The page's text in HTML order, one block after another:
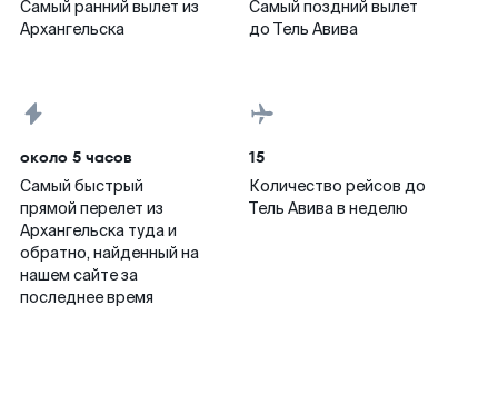
Самый ранний вылет из
Архангельска
Самый поздний вылет
до Тель Авива
около 5 часов
Самый быстрый
прямой перелет из
Архангельска туда и
обратно, найденный на
нашем сайте за
последнее время
15
Количество рейсов до
Тель Авива в неделю